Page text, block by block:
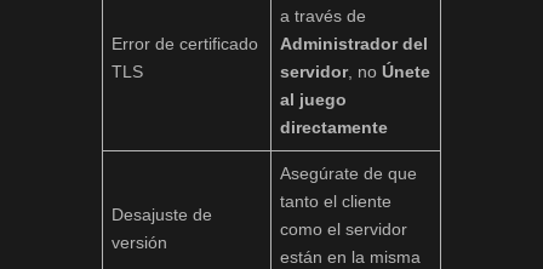
Error de certificado
TLS
a través de
Administrador del
servidor, noÚnete
al juego
directamente
Desajuste de
versión
Asegúrate de que
tanto el cliente
como el servidor
están en la misma